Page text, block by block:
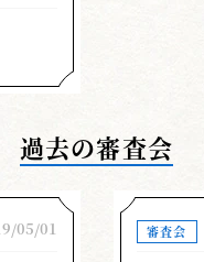
ち切る稽古を心
を繰り出す稽古を
く。そうした稽古
過去の審査会
05/01 審査会